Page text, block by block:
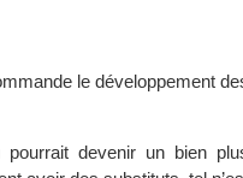
le développement
pourrait devenir un bien